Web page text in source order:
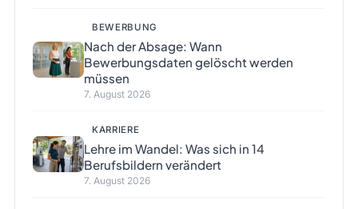
BEWERBUNG
Nach der Absage: Wann
Bewerbungsdaten gelöscht werden
müssen
7. August 2026
KARRIERE
Lehre im Wandel: Was sich in 14
Berufsbildern verändert
7. August 2026